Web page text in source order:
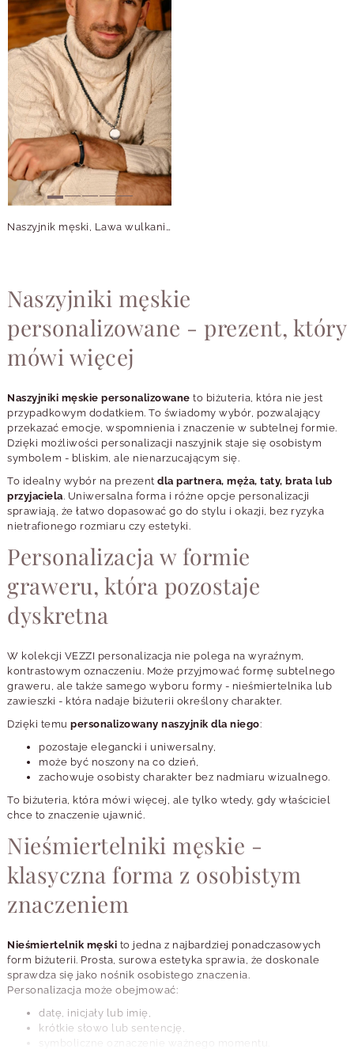
Naszyjnik męski, Lawa wulkaniczna, srebrny S305256Z01
Naszyjniki męskie
personalizowane - prezent, który
mówi więcej
Naszyjniki męskie personalizowane to biżuteria, która nie jest
przypadkowym dodatkiem. To świadomy wybór, pozwalający
przekazać emocje, wspomnienia i znaczenie w subtelnej formie.
Dzięki możliwości personalizacji naszyjnik staje się osobistym
symbolem - bliskim, ale nienarzucającym się.
To idealny wybór na prezent dla partnera, męża, taty, brata lub
przyjaciela. Uniwersalna forma i różne opcje personalizacji
sprawiają, że łatwo dopasować go do stylu i okazji, bez ryzyka
nietrafionego rozmiaru czy estetyki.
Personalizacja w formie
graweru, która pozostaje
dyskretna
W kolekcji VEZZI personalizacja nie polega na wyraźnym,
kontrastowym oznaczeniu. Może przyjmować formę subtelnego
graweru, ale także samego wyboru formy - nieśmiertelnika lub
zawieszki - która nadaje biżuterii określony charakter.
Dzięki temu personalizowany naszyjnik dla niego:
pozostaje elegancki i uniwersalny,
może być noszony na co dzień,
zachowuje osobisty charakter bez nadmiaru wizualnego.
To biżuteria, która mówi więcej, ale tylko wtedy, gdy właściciel
chce to znaczenie ujawnić.
Nieśmiertelniki męskie -
klasyczna forma z osobistym
znaczeniem
Nieśmiertelnik męski to jedna z najbardziej ponadczasowych
form biżuterii. Prosta, surowa estetyka sprawia, że doskonale
sprawdza się jako nośnik osobistego znaczenia.
Personalizacja może obejmować:
datę, inicjały lub imię,
krótkie słowo lub sentencję,
symboliczne oznaczenie ważnego momentu.